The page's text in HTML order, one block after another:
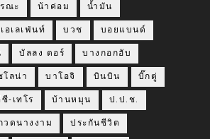
ณะ น้าค่อม น้ำมัน
อเลเฟ่นท์ บวช บอยแบนด์
บัลลง ดอร์ บางกอกฮับ
โลน่า บาโอจิ บินบิน บิ๊กตู่
-เทโร บ้านหมุน ป.ป.ช.
วดนางงาม ประกันชีวิต